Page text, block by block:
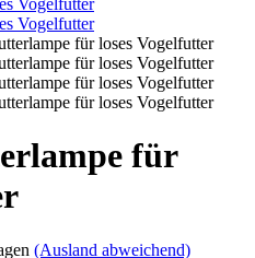
für
(Ausland abweichend)